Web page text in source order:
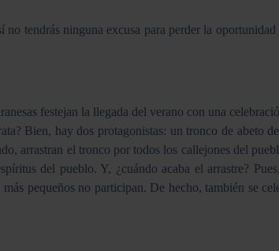
tendrás ninguna excusa para perder la
festejan la llegada del verano con una
Bien, hay dos protagonistas: un tronco de abeto
arrastran el tronco por todos los callejones del
del pueblo. Y, ¿cuándo acaba el arrastre?
pequeños no participan. De hecho, también se